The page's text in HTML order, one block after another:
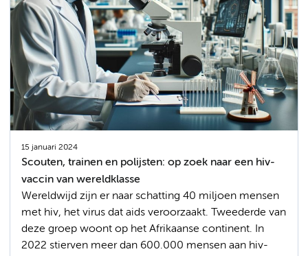
15 januari 2024
Scouten, trainen en polijsten: op zoek naar een hiv-
vaccin van wereldklasse
Wereldwijd zijn er naar schatting 40 miljoen mensen
met hiv, het virus dat aids veroorzaakt. Tweederde van
deze groep woont op het Afrikaanse continent. In
2022 stierven meer dan 600.000 mensen aan hiv-